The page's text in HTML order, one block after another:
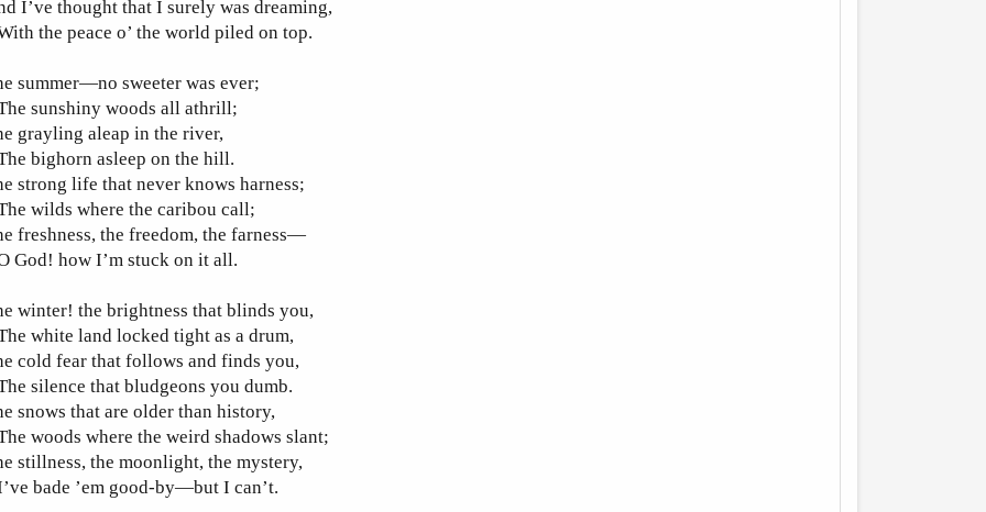
I’ve thought that I surely was dreaming,
the peace o’ the world piled on top.
summer—no sweeter was ever;
sunshiny woods all athrill;
grayling aleap in the river,
bighorn asleep on the hill.
strong life that never knows harness;
wilds where the caribou call;
freshness, the freedom, the farness—
God! how I’m stuck on it all.
winter! the brightness that blinds you,
white land locked tight as a drum,
cold fear that follows and finds you,
silence that bludgeons you dumb.
snows that are older than history,
woods where the weird shadows slant;
stillness, the moonlight, the mystery,
bade ’em good-by—but I can’t.